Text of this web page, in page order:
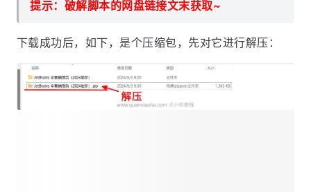
提示：破解脚本的网盘链接文末获取~
下载成功后，如下，是个压缩包，先对它进行解压：